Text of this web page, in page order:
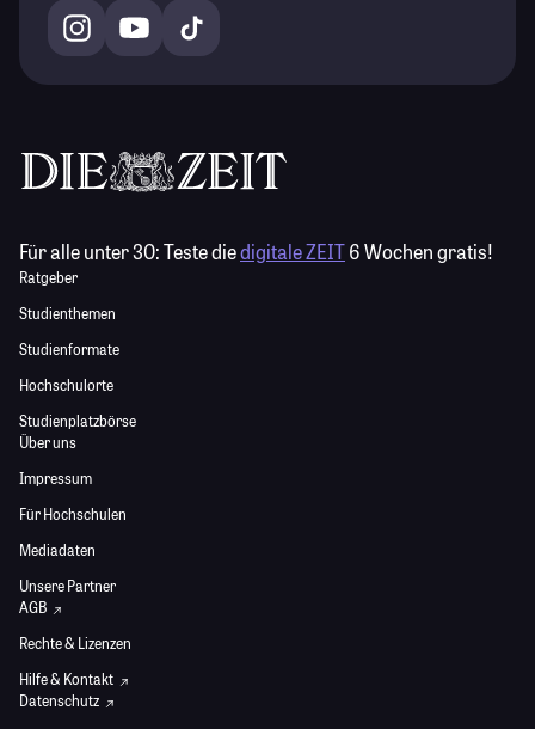
Für alle unter 30:Teste diedigitale ZEIT6 Wochen gratis!
Ratgeber
Studienthemen
Studienformate
Hochschulorte
Studienplatzbörse
Über uns
Impressum
Für Hochschulen
Mediadaten
Unsere Partner
AGB
Rechte & Lizenzen
Hilfe & Kontakt
Datenschutz